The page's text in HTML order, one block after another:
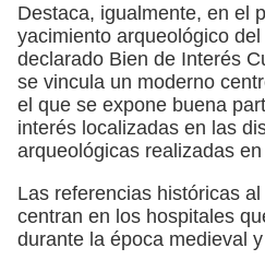
Destaca, igualmente, en el
yacimiento arqueológico
declarado Bien de Interés
se vincula un moderno
el que se expone buena
interés localizadas en las
arqueológicas realizadas
Las referencias históricas
centran en los hospitales
durante la época medieval